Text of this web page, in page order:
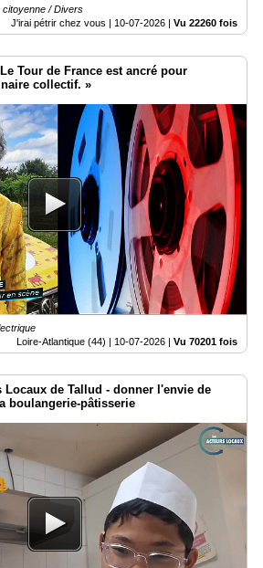
citoyenne / Divers
J'irai pétrir chez vous | 10-07-2026 | Vu 22260 fois
Tour de France est ancré pour
collectif. »
Loire-Atlantique (44) | 10-07-2026 Vu 70201 fois
Locaux de Tallud - donner l'envie de
boulangerie-pâtisserie